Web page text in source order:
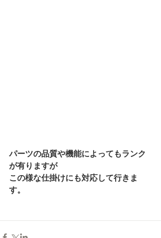
パーツの品質や機能によってもランク
が有りますが
この様な仕掛けにも対応して行きま
す。